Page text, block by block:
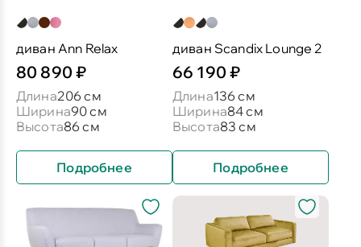
диван Ann Relax
80 890 ₽
Длина206 см
Ширина90 см
Высота86 см
Подробнее
диван Scandix Lounge 2
66 190 ₽
Длина136 см
Ширина84 см
Высота83 см
Подробнее